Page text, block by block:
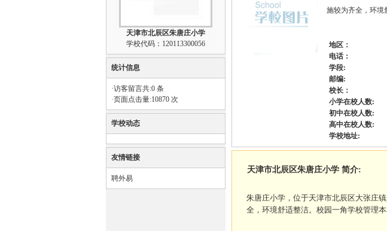
天津市北辰区朱唐庄小学
学校代码：120113300056
统计信息
·访客留言共:0 条
·页面点击量:10870 次
学校动态
友情链接
聘外易
施较为齐全，环境
地区：
电话：
学段:
邮编:
校长：
小学在校人数:
初中在校人数:
高中在校人数:
学校地址:
天津市北辰区朱唐庄小学 简介:
朱唐庄小学，位于天津市北辰区大张庄
全，环境舒适整洁。校园一角学校管理